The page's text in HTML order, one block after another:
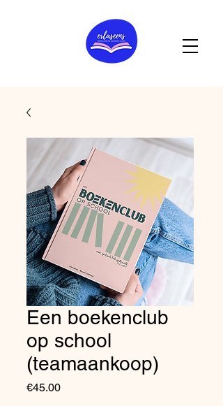
Een boekenclub
op school
(teamaankoop)
€45.00Price